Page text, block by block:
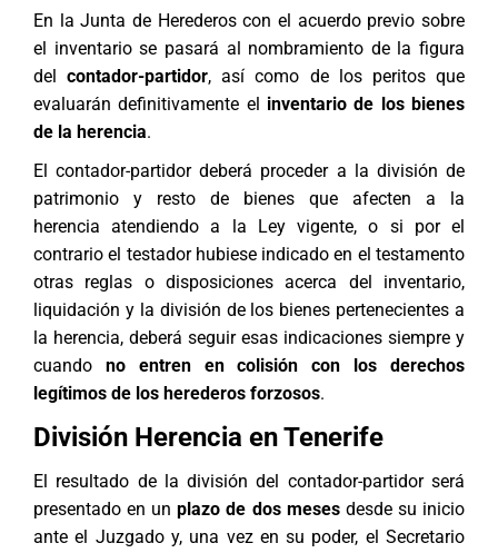
En la Junta de Herederos con el acuerdo previo sobre
el inventario se pasará al nombramiento de la figura
delcontador-partidor, así como de los peritos que
evaluarán definitivamente el inventario de los bienes
de la herencia.
El contador-partidor deberá proceder a la división de
patrimonio y resto de bienes que afecten a la
herencia atendiendo a la Ley vigente, o si por el
contrario el testador hubiese indicado en el testamento
otras reglas o disposiciones acerca del inventario,
liquidación y la división de los bienes pertenecientes a
la herencia, deberá seguir esas indicaciones siempre y
cuando no entren en colisión con los derechos
legítimos de los herederos forzosos.
División Herencia en Tenerife
El resultado de la división del contador-partidor será
presentado en unplazo de dos mesesdesde su inicio
ante el Juzgado y, una vez en su poder, el Secretario